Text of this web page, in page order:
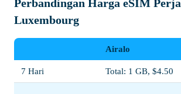
Perbandingan Harga eSIM
Luxembourg
Airalo
7 Hari Total: 1 GB, $4.50